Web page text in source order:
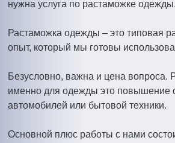
е
ю
е
ь
нужна услуга по растаможке
Растаможка одежды – это типовая
опыт, который мы готовы
Безусловно, важна и цена вопроса.
именно для одежды это повышение
автомобилей или бытовой техники.
Основной плюс работы с нами